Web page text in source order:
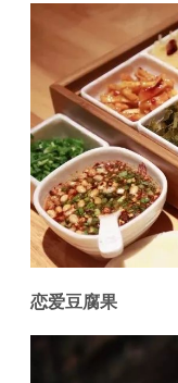
恋爱豆腐果